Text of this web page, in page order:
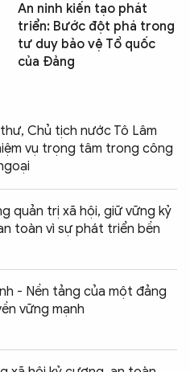
An ninh kiến tạo phát
triển: Bước đột phá trong
tư duy bảo vệ Tổ quốc
của Đảng
Chủ tịch nước Tô Lâm
vụ trọng tâm trong công
quản trị xã hội, giữ vững kỷ
toàn vì sự phát triển bền
- Nền tảng của một đảng
vững mạnh